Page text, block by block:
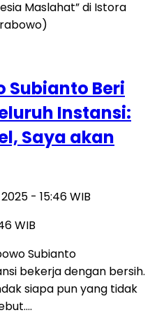
Subianto Beri
Instansi:
Saya akan
- 15:46 WIB
WIB
Subianto
bekerja dengan bersih.
siapa pun yang tidak